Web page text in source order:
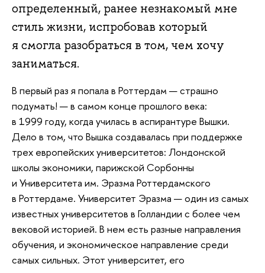
определенный, ранее незнакомый мне
стиль жизни, испробовав который
я смогла разобраться в том, чем хочу
заниматься.
В первый раз я попала в Роттердам — страшно
подумать! — в самом конце прошлого века:
в 1999 году, когда училась в аспирантуре Вышки.
Дело в том, что Вышка создавалась при поддержке
трех европейских университетов: Лондонской
школы экономики, парижской Сорбонны
и Университета им. Эразма Роттердамского
в Роттердаме. Университет Эразма — один из самых
известных университетов в Голландии с более чем
вековой историей. В нем есть разные направления
обучения, и экономическое направление среди
самых сильных. Этот университет, его